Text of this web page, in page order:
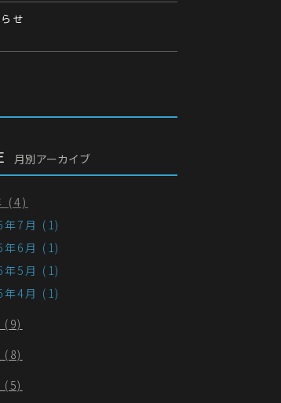
せ
月別アーカイブ
(4)
年7月 (1)
年6月 (1)
年5月 (1)
年4月 (1)
(9)
(8)
(5)